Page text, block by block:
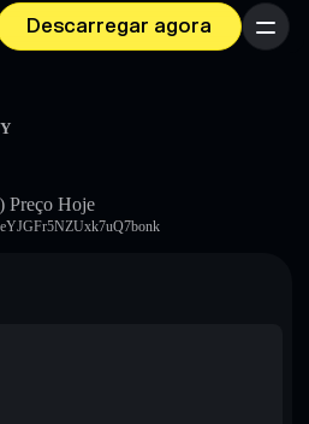
Descarregar agora Menu
Preço Hoje